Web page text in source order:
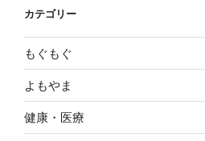
カテゴリー
もぐもぐ
よもやま
健康・医療